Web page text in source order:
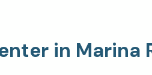
in Marina